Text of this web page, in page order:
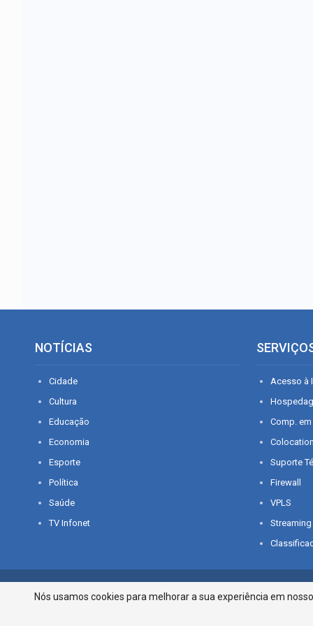
NOTÍCIAS
Cidade
Cultura
Educação
Economia
Esporte
Política
Saúde
TV Infonet
Acesso à
Comp.
Suporte
Firewall
VPLS
Streaming
© 2026 - O que é notícia em Sergipe. Todos os direitos reservados.
Nós usamos cookies para melhorar a sua experiência em